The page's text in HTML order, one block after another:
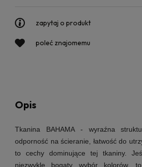
zapytaj o produkt
poleć znajomemu
Opis
Tkanina BAHAMA - wyraźna
odporność na ścieranie, łatwość do
to cechy dominujące tej tkaniny.
niezwykle bogaty wybór kolorów,